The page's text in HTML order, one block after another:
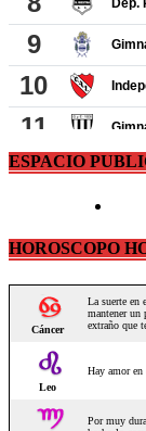
ESPACIO
HOROSCOPO